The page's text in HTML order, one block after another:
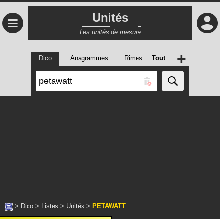
≡ Unités
Les unités de mesure
Dico Anagrammes Rimes Tout +
> Dico > Listes > Unités > PETAWATT